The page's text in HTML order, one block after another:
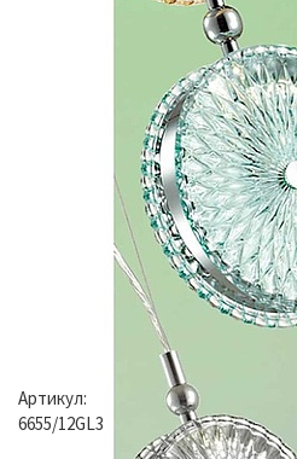
Артикул:
6655/12GL3